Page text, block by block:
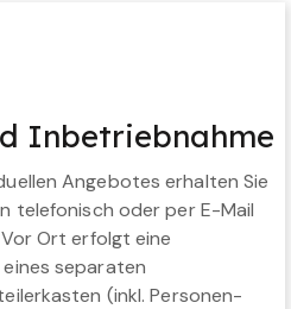
Inbetriebnahme
Angebotes erhalten Sie
telefonisch oder per E-Mail
Ort erfolgt eine
separaten
(inkl. Personen-